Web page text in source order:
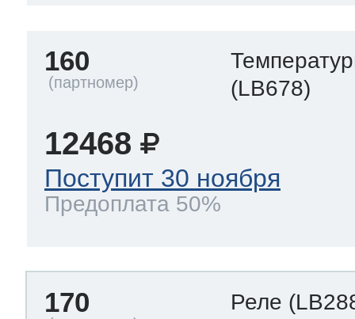
160
(LB678)
12468
Поступит 30 ноября
Предоплата 50%
170 Реле